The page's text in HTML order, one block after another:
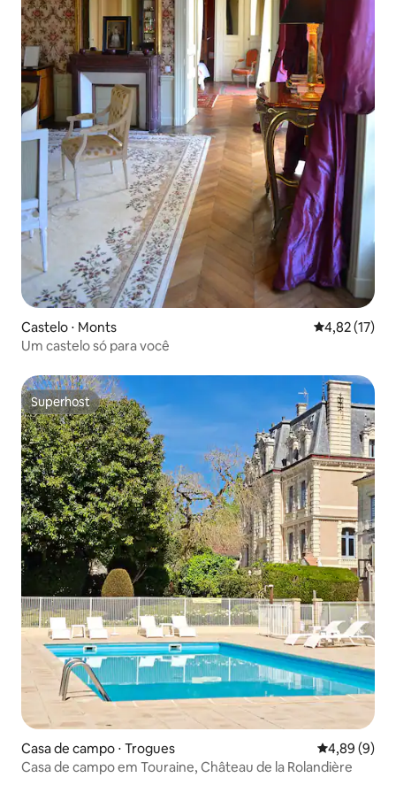
Castelo ⋅ Monts 4,82 de uma
4,82 (17)
Um castelo só para você
Superhost
Superhost
Casa de campo ⋅ Trogues 4,89 de uma
4,89 (9)
Casa de campo em Touraine, Château de la Rolandière